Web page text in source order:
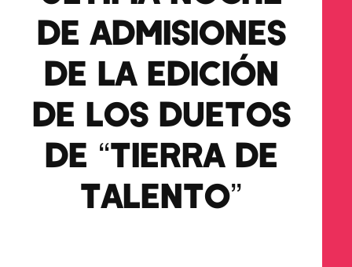
DE ADMISIONES
DE LA EDICIÓN
DE LOS DUETOS
DE “TIERRA DE
TALENTO”